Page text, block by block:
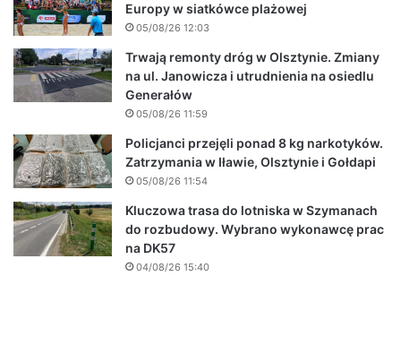
Europy w siatkówce plażowej
05/08/26 12:03
Trwają remonty dróg w Olsztynie. Zmiany
na ul. Janowicza i utrudnienia na osiedlu
Generałów
05/08/26 11:59
Policjanci przejęli ponad 8 kg narkotyków.
Zatrzymania w Iławie, Olsztynie i Gołdapi
05/08/26 11:54
Kluczowa trasa do lotniska w Szymanach
do rozbudowy. Wybrano wykonawcę prac
na DK57
04/08/26 15:40